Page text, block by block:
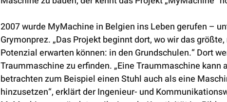
2007 wurde MyMachine in Belgien ins Leben gerufen –
Grymonprez. „Das Projekt beginnt dort, wo wir das
Potenzial erwarten können: in den Grundschulen.“ Dort
Traummaschine zu erfinden. „Eine Traummaschine kann
betrachten zum Beispiel einen Stuhl auch als eine
hinzusetzen“, erklärt der Ingenieur- und